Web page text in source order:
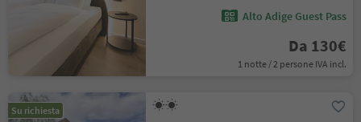
Alto Adige Guest Pass
Da 130€
1 notte / 2 persone IVA incl.
Su richiesta